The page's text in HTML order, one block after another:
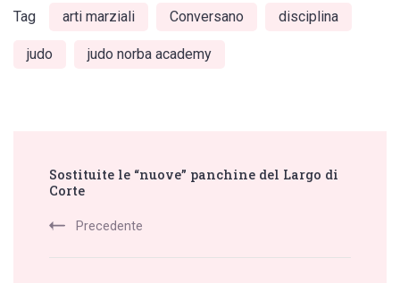
Tag arti marziali Conversano disciplina
judo judo norba academy
Navigation
Sostituite le “nuove” panchine del Largo di
Corte
Precedente